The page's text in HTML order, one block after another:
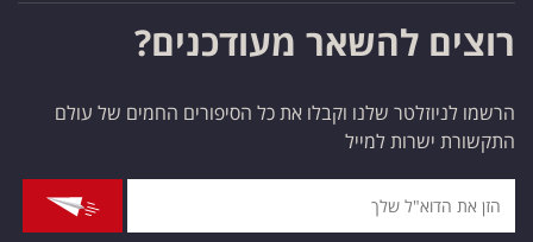
רוצים להשאר מעודכנים?
הרשמו לניוזלטר שלנו וקבלו את כל הסיפורים החמים של עולם
התקשורת ישרות למייל